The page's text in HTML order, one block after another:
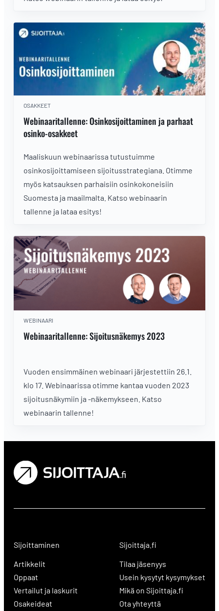
OSAKKEET
Webinaaritallenne: Osinkosijoittaminen ja parhaat
osinko-osakkeet
Maaliskuun webinaarissa tutustuimme
osinkosijoittamiseen sijoitusstrategiana. Otimme
myös katsauksen parhaisiin osinkokoneisiin
Suomesta ja maailmalta. Katso webinaarin
tallenne ja lataa esitys!
WEBINAARI
Webinaaritallenne: Sijoitusnäkemys 2023
Vuoden ensimmäinen webinaari järjestettiin 26.1.
klo 17. Webinaarissa otimme kantaa vuoden 2023
sijoitusnäkymiin ja -näkemykseen. Katso
webinaarin tallenne!
Sijoittaminen
Artikkelit
Oppaat
Vertailut ja laskurit
Osakeideat
Sijoittaja.fi
Tilaa jäsenyys
Usein kysytyt kysymykset
Mikä on Sijoittaja.fi
Ota yhteyttä